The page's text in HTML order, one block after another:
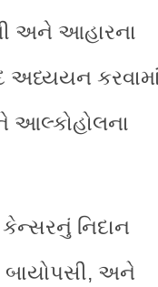
અને આહારના
અધ્યયન
નિદાન
બાયોપસી, અને